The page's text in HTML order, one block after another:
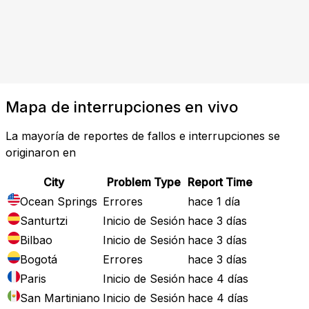
Mapa de interrupciones en vivo
La mayoría de reportes de fallos e interrupciones se
originaron en
City Problem Type Report Time
Ocean Springs Errores
hace 1 día
Santurtzi
Inicio de Sesión hace 3 días
Bilbao
Inicio de Sesión hace 3 días
Bogotá
Errores
hace 3 días
Paris
Inicio de Sesión hace 4 días
San Martiniano Inicio de Sesión hace 4 días